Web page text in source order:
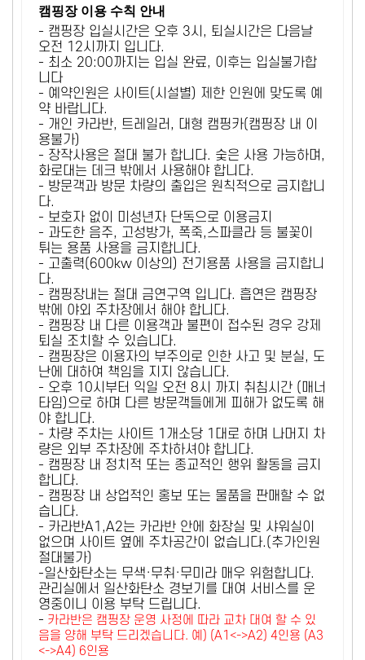
캠핑장 이용 수칙 안내
- 캠핑장 입실시간은 오후 3시, 퇴실시간은 다음날
오전 12시까지 입니다.
- 최소 20:00까지는 입실 완료, 이후는 입실불가합
니다
- 예약인원은 사이트(시설별) 제한 인원에 맞도록 예
약 바랍니다.
- 개인 카라반, 트레일러, 대형 캠핑카(캠핑장 내 이
용불가)
- 장작사용은 절대 불가 합니다. 숯은 사용 가능하며,
화로대는 데크 밖에서 사용해야 합니다.
- 방문객과 방문 차량의 출입은 원칙적으로 금지합니
다.
- 보호자 없이 미성년자 단독으로 이용금지
- 과도한 음주, 고성방가, 폭죽,스파클라 등 불꽃이
튀는 용품 사용을 금지합니다.
- 고출력(600kw 이상의) 전기용품 사용을 금지합니
다.
- 캠핑장내는 절대 금연구역 입니다. 흡연은 캠핑장
밖에 야외 주차장에서 해야 합니다.
- 캠핑장 내 다른 이용객과 불편이 접수된 경우 강제
퇴실 조치할 수 있습니다.
- 캠핑장은 이용자의 부주의로 인한 사고 및 분실, 도
난에 대하여 책임을 지지 않습니다.
- 오후 10시부터 익일 오전 8시 까지 취침시간 (매너
타임)으로 하며 다른 방문객들에게 피해가 없도록 해
야 합니다.
- 차량 주차는 사이트 1개소당 1대로 하며 나머지 차
량은 외부 주차장에 주차하셔야 합니다.
- 캠핑장 내 정치적 또는 종교적인 행위 활동을 금지
합니다.
- 캠핑장 내 상업적인 홍보 또는 물품을 판매할 수 없
습니다.
- 카라반A1,A2는 카라반 안에 화장실 및 샤워실이
없으며 사이트 옆에 주차공간이 없습니다.(추가인원
절대불가)
-일산화탄소는 무색·무취·무미라 매우 위험합니다.
관리실에서 일산화탄소 경보기를 대여 서비스를 운
영중이니 이용 부탁 드립니다.
- 카라반은 캠핑장 운영 사정에 따라 교차 대여 할 수 있
음을 양해 부탁 드리겠습니다. 예) (A1<->A2) 4인용 (A3
<->A4) 6인용